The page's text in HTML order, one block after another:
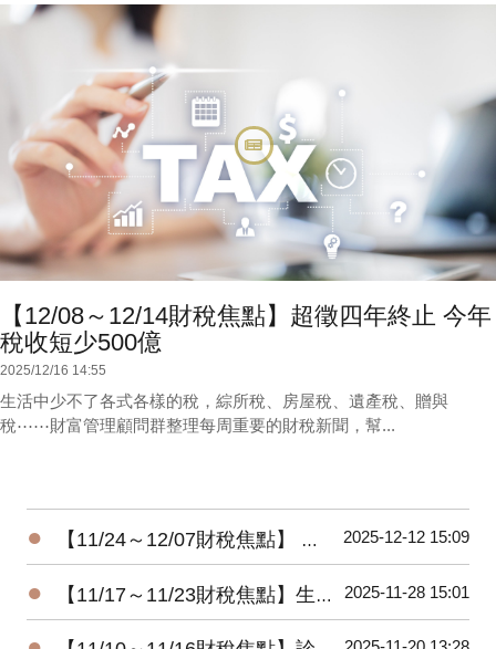
【12/08～12/14財稅焦點】超徵四年終止 今年
稅收短少500億
2025/12/16 14:55
生活中少不了各式各樣的稅，綜所稅、房屋稅、遺產稅、贈與
稅⋯⋯財富管理顧問群整理每周重要的財稅新聞，幫...
● 【11/24～12/07財稅焦點】 暖心減負擔-所得稅及貨物稅惠民措施 2025-12-12 15:09
● 【11/17～11/23財稅焦點】生前贈房 小心屋主變房客 2025-11-28 15:01